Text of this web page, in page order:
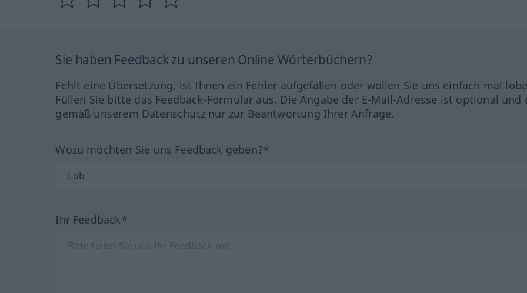
Sie haben Feedback zu unseren Online Wörterbüchern?
Fehlt eine Übersetzung, ist Ihnen ein Fehler aufgefallen oder wollen Sie uns einfach mal
Füllen Sie bitte das Feedback-Formular aus. Die Angabe der E-Mail-Adresse ist optional und
gemäß unserem Datenschutz nur zur Beantwortung Ihrer Anfrage.
Wozu möchten Sie uns Feedback geben?*
Ihr Feedback*